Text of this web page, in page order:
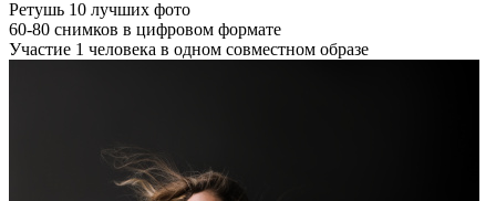
Ретушь 10 лучших фото
60-80 снимков в цифровом формате
Участие 1 человека в одном совместном образе